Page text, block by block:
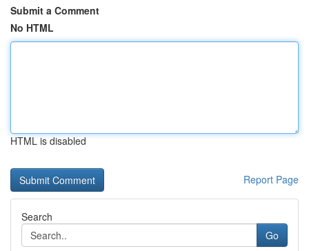
Submit a Comment
No HTML
HTML is disabled
Report Page
Search
Go